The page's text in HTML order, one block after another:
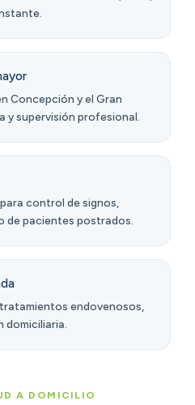
Concepción y el Gran
y supervisión profesional.
control de signos,
de pacientes postrados.
endovenosos,
A DOMICILIO